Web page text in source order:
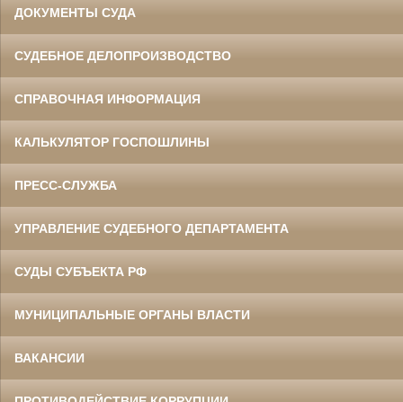
ДОКУМЕНТЫ СУДА
СУДЕБНОЕ ДЕЛОПРОИЗВОДСТВО
СПРАВОЧНАЯ ИНФОРМАЦИЯ
КАЛЬКУЛЯТОР ГОСПОШЛИНЫ
ПРЕСС-СЛУЖБА
УПРАВЛЕНИЕ СУДЕБНОГО ДЕПАРТАМЕНТА
СУДЫ СУБЪЕКТА РФ
МУНИЦИПАЛЬНЫЕ ОРГАНЫ ВЛАСТИ
ВАКАНСИИ